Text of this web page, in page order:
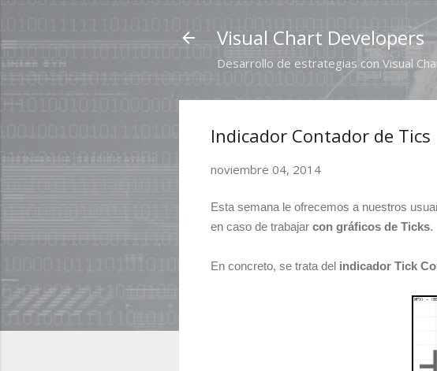
Visual Chart Developers
Desarrollo de estrategias con Visual
Indicador Contador de Tics
noviembre 04, 2014
Esta semana le ofrecemos a nuestros
en caso de trabajar con gráficos de Ticks.
En concreto, se trata del indicador Tick